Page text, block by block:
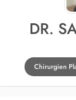
DR.
Chirurgien